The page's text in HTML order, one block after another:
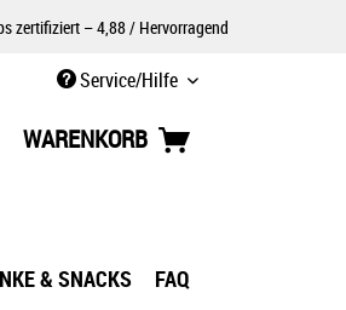
zertifiziert – 4,88 / Hervorragend
Service/Hilfe
WARENKORB
& SNACKS FAQ